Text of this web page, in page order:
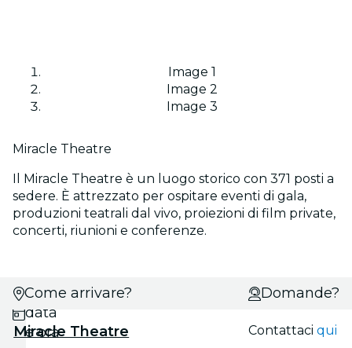
Image 1
Image 2
Image 3
Miracle Theatre
Il Miracle Theatre è un luogo storico con 371 posti a
sedere. È attrezzato per ospitare eventi di gala,
produzioni teatrali dal vivo, proiezioni di film private,
concerti, riunioni e conferenze.
Scegli
data
e ora
Come arrivare?
Miracle Theatre
Domande?
Contattaciqui